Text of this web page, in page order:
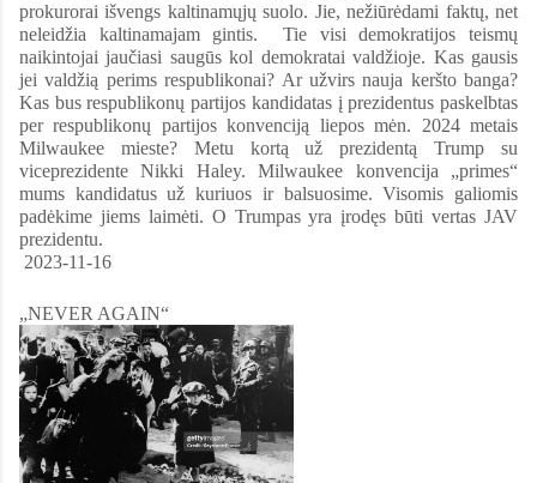
prokurorai išvengs kaltinamųjų suolo. Jie, nežiūrėdami faktų, net
neleidžia kaltinamajam gintis. Tie visi demokratijos teismų
naikintojai jaučiasi saugūs kol demokratai valdžioje. Kas gausis
jei valdžią perims respublikonai? Ar užvirs nauja keršto banga?
Kas bus respublikonų partijos kandidatas į prezidentus paskelbtas
per respublikonų partijos konvenciją liepos mėn. 2024 metais
Milwaukee mieste? Metu kortą už prezidentą Trump su
viceprezidente Nikki Haley. Milwaukee konvencija „primes“
mums kandidatus už kuriuos ir balsuosime. Visomis galiomis
padėkime jiems laimėti. O Trumpas yra įrodęs būti vertas JAV
prezidentu.
2023-11-16
„NEVER AGAIN“